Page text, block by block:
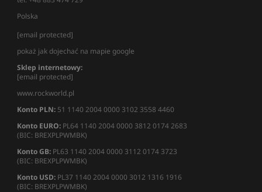
Polska
[email protected]
pokaż jak dojechać na mapie google
Sklep internetowy:
[email protected]
www.rockworld.pl
Konto PLN: 51 1140 2004 0000 3102 3558 4460
Konto EURO: PL64 1140 2004 0000 3812 0174 2683
(BIC: BREXPLPWMBK)
Konto GB: PL63 1140 2004 0000 3112 0174 3723
(BIC: BREXPLPWMBK)
Konto USD: PL37 1140 2004 0000 3012 1316 1916
(BIC: BREXPLPWMBK)